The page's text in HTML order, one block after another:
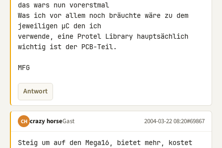
das wars nun vorerstmal
Was ich vor allem noch bräuchte wäre zu dem
jeweiligen µC den ich
verwende, eine Protel Library hauptsächlich
wichtig ist der PCB-Teil.
MFG
Antwort
CH crazy horseGast 2004-03-22 08:20#69867
Steig um auf den Mega16, bietet mehr, kostet